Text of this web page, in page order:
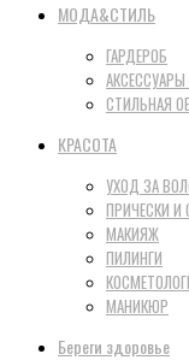
МОДА&СТИЛЬ
ГАРДЕРОБ
СТИЛЬНАЯ
КРАСОТА
УХОД ЗА
ПРИЧЕСКИ И
МАКИЯЖ
ПИЛИНГИ
МАНИКЮР
Береги здоровье